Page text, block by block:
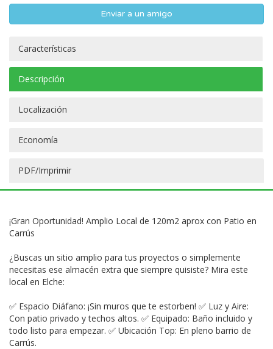
Enviar a un amigo
Características
Descripción
Localización
Economía
PDF/Imprimir
¡Gran Oportunidad! Amplio Local de 120m2 aprox con Patio en
Carrús
¿Buscas un sitio amplio para tus proyectos o simplemente
necesitas ese almacén extra que siempre quisiste? Mira este
local en Elche:
✅ Espacio Diáfano: ¡Sin muros que te estorben! ✅ Luz y Aire:
Con patio privado y techos altos. ✅ Equipado: Baño incluido y
todo listo para empezar. ✅ Ubicación Top: En pleno barrio de
Carrús.